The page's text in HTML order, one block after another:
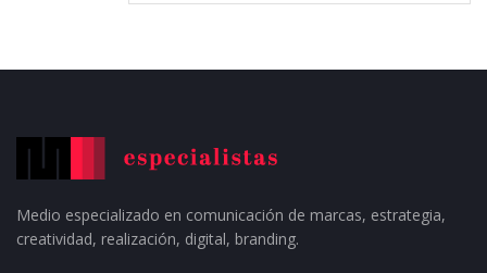
Medio especializado en comunicación de marcas, estrategia,
creatividad, realización, digital, branding.